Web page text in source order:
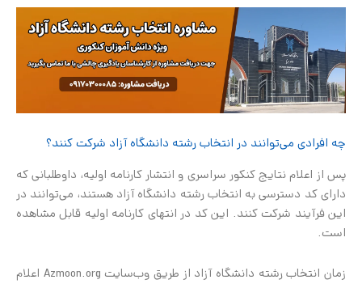
چه افرادی می‌توانند در انتخاب رشته دانشگاه آزاد شرکت کنند؟
پس از اعلام نتایج کنکور سراسری و انتشار کارنامه اولیه، داوطلبانی که
دارای کد دسترسی به انتخاب رشته دانشگاه آزاد هستند، می‌توانند در
این فرآیند شرکت کنند. این کد در انتهای کارنامه اولیه قابل مشاهده
است.
زمان انتخاب رشته دانشگاه آزاد از طریق وب‌سایت Azmoon.org اعلام